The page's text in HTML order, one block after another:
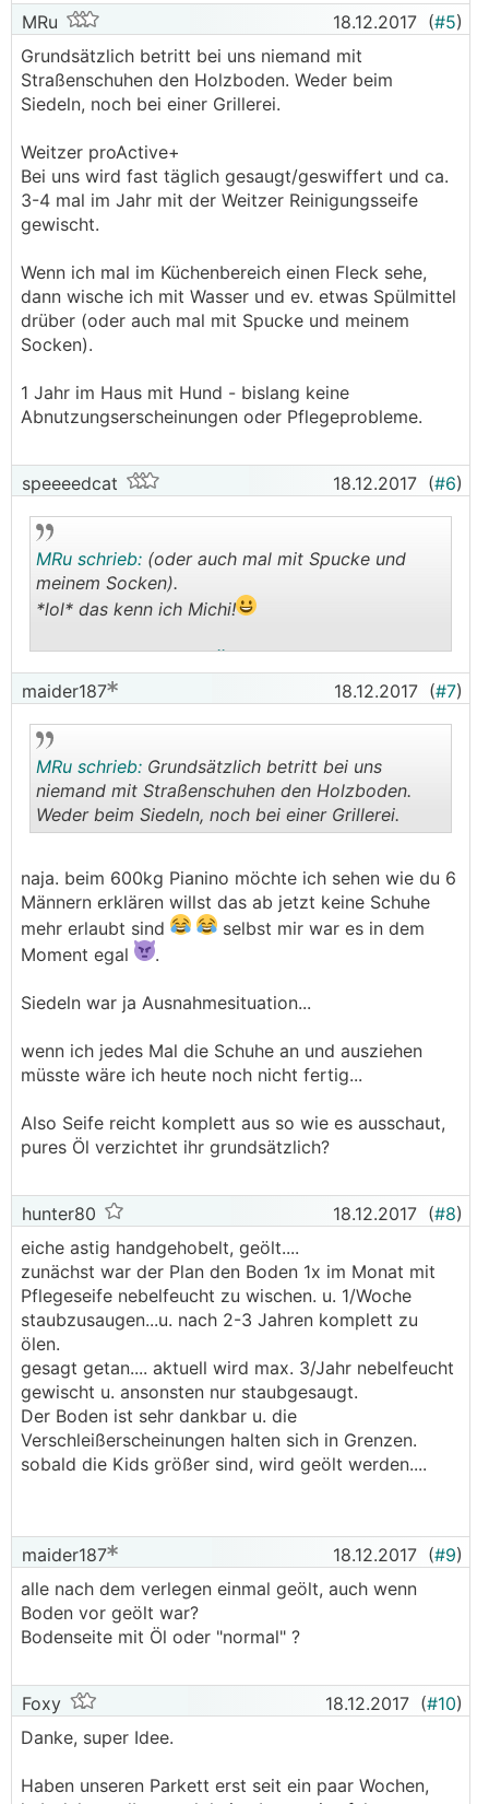
MRu 18.12.2017 (#5)
Grundsätzlich betritt bei uns niemand mit
Straßenschuhen den Holzboden. Weder beim
Siedeln, noch bei einer Grillerei.
Weitzer proActive+
Bei uns wird fast täglich gesaugt/geswiffert und ca.
3-4 mal im Jahr mit der Weitzer Reinigungsseife
gewischt.
Wenn ich mal im Küchenbereich einen Fleck sehe,
dann wische ich mit Wasser und ev. etwas Spülmittel
drüber (oder auch mal mit Spucke und meinem
Socken).
1 Jahr im Haus mit Hund - bislang keine
Abnutzungserscheinungen oder Pflegeprobleme.
speeeedcat 18.12.2017 (#6)
..
MRu schrieb: (oder auch mal mit Spucke und
meinem Socken).
*lol* das kenn ich Michi!
maider187 18.12.2017 (#7)
MRu schrieb: Grundsätzlich betritt bei uns
niemand mit Straßenschuhen den Holzboden.
Weder beim Siedeln, noch bei einer Grillerei.
naja. beim 600kg Pianino möchte ich sehen wie du 6
Männern erklären willst das ab jetzt keine Schuhe
mehr erlaubt sind
selbst mir war es in dem
Moment egal
.
Siedeln war ja Ausnahmesituation...
wenn ich jedes Mal die Schuhe an und ausziehen
müsste wäre ich heute noch nicht fertig...
Also Seife reicht komplett aus so wie es ausschaut,
pures Öl verzichtet ihr grundsätzlich?
hunter80 18.12.2017 (#8)
eiche astig handgehobelt, geölt....
zunächst war der Plan den Boden 1x im Monat mit
Pflegeseife nebelfeucht zu wischen. u. 1/Woche
staubzusaugen...u. nach 2-3 Jahren komplett zu
ölen.
gesagt getan.... aktuell wird max. 3/Jahr nebelfeucht
gewischt u. ansonsten nur staubgesaugt.
Der Boden ist sehr dankbar u. die
Verschleißerscheinungen halten sich in Grenzen.
sobald die Kids größer sind, wird geölt werden....
maider187 18.12.2017 (#9)
alle nach dem verlegen einmal geölt, auch wenn
Boden vor geölt war?
Bodenseite mit Öl oder "normal" ?
Foxy 18.12.2017 (#10)
Danke, super Idee.
Haben unseren Parkett erst seit ein paar Wochen,